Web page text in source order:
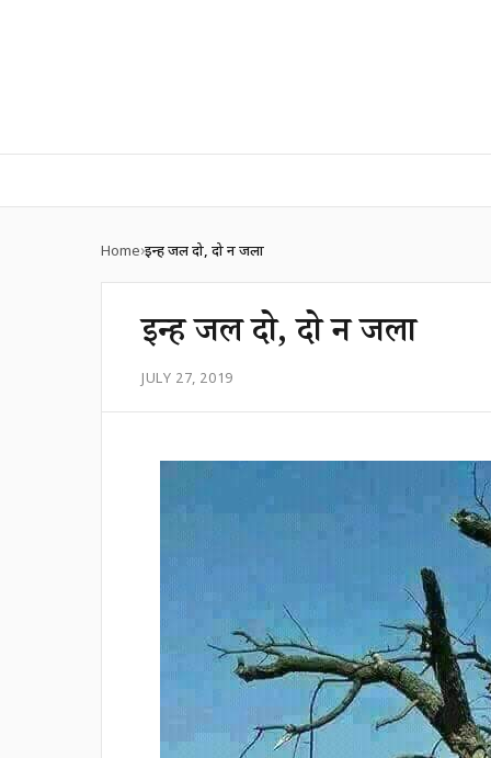
Home इन्हें जल दो, दो न जला
इन्हें जल दो, दो न जला
JULY 27, 2019